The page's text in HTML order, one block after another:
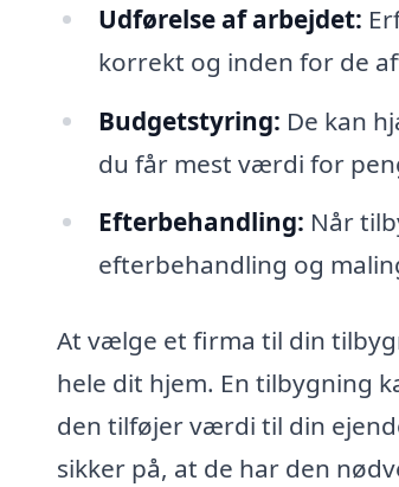
Udførelse af arbejdet:
korrekt og inden for de
Budgetstyring: De kan
du får mest værdi for
Efterbehandling: Når
efterbehandling og
At vælge et firma til din
hele dit hjem. En tilbygning
den tilføjer værdi til din
sikker på, at de har den